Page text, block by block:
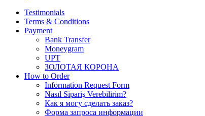
Testimonials
Terms & Conditions
Payment
Bank Transfer
Moneygram
UPT
ЗОЛОТАЯ КОРОНА
How to Order
Information Request Form
Nasıl Sipariş Verebilirim?
Как я могу сделать заказ?
Форма запроса информации